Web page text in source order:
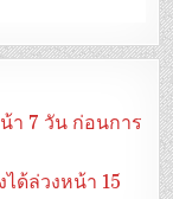
า 7 วัน ก่อนการ
ได้ล่วงหน้า 15